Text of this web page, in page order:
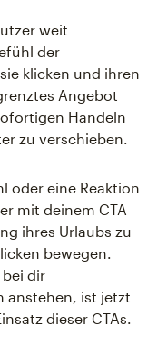
weit
der
klicken und ihren
Angebot
Handeln
zu verschieben.
oder eine Reaktion
mit deinem CTA
ihres Urlaubs zu
bewegen.
bei dir
anstehen, ist jetzt
dieser CTAs.